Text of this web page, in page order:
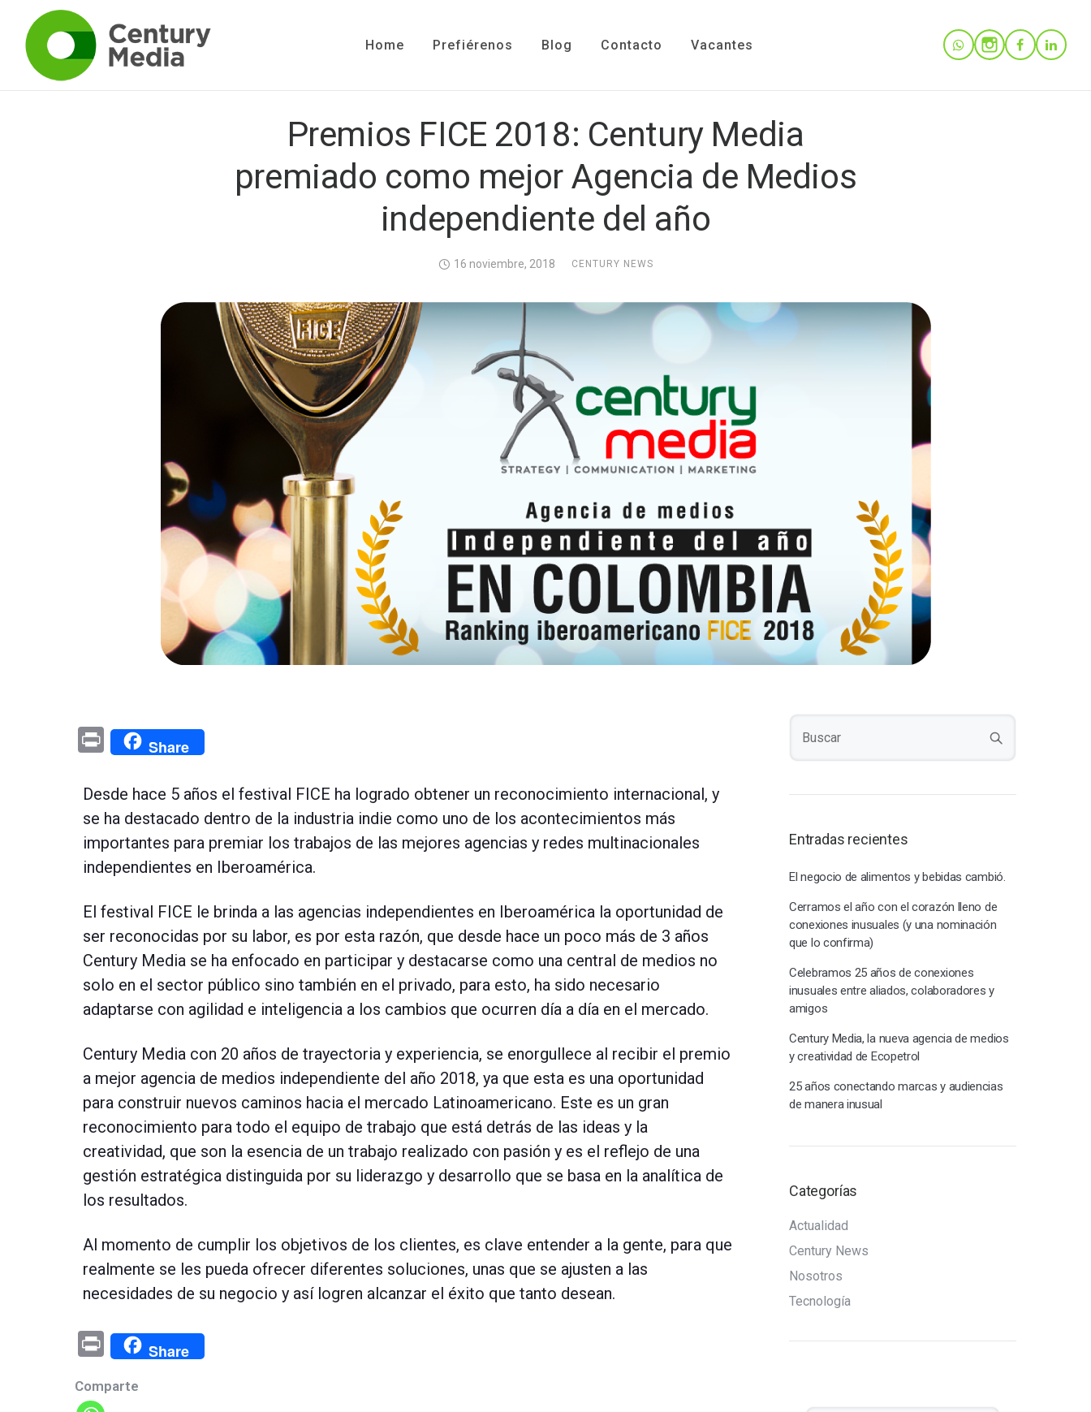
Home Prefiérenos Blog Contacto Vacantes
Premios FICE 2018: Century Media
premiado como mejor Agencia de Medios
independiente del año
16 noviembre, 2018 CENTURY NEWS
Pr
in
t
Share
Desde hace 5 años el festival FICE ha logrado obtener un reconocimiento internacional, y
se ha destacado dentro de la industria indie como uno de los acontecimientos más
importantes para premiar los trabajos de las mejores agencias y redes multinacionales
independientes en Iberoamérica.
El festival FICE le brinda a las agencias independientes en Iberoamérica la oportunidad de
ser reconocidas por su labor, es por esta razón, que desde hace un poco más de 3 años
Century Media se ha enfocado en participar y destacarse como una central de medios no
solo en el sector público sino también en el privado, para esto, ha sido necesario
adaptarse con agilidad e inteligencia a los cambios que ocurren día a día en el mercado.
Century Media con 20 años de trayectoria y experiencia, se enorgullece al recibir el premio
a mejor agencia de medios independiente del año 2018, ya que esta es una oportunidad
para construir nuevos caminos hacia el mercado Latinoamericano. Este es un gran
reconocimiento para todo el equipo de trabajo que está detrás de las ideas y la
creatividad, que son la esencia de un trabajo realizado con pasión y es el reflejo de una
gestión estratégica distinguida por su liderazgo y desarrollo que se basa en la analítica de
los resultados.
Al momento de cumplir los objetivos de los clientes, es clave entender a la gente, para que
realmente se les pueda ofrecer diferentes soluciones, unas que se ajusten a las
necesidades de su negocio y así logren alcanzar el éxito que tanto desean.
Pr
in
t
Share
Comparte
Entradas recientes
El negocio de alimentos y bebidas cambió.
Cerramos el año con el corazón lleno de
conexiones inusuales (y una nominación
que lo confirma)
Celebramos 25 años de conexiones
inusuales entre aliados, colaboradores y
amigos
Century Media, la nueva agencia de medios
y creatividad de Ecopetrol
25 años conectando marcas y audiencias
de manera inusual
Categorías
Actualidad
Century News
Nosotros
Tecnología